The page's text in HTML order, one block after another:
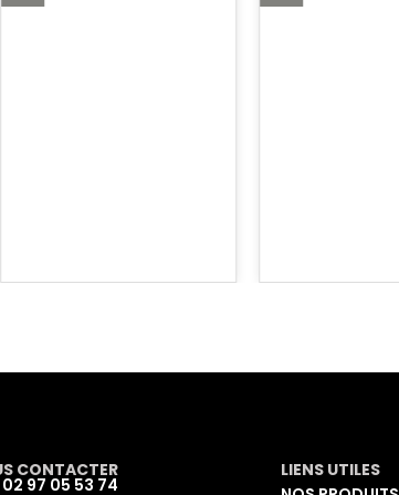
CONTACTER
02 97 05 53 74
LIENS UTILES